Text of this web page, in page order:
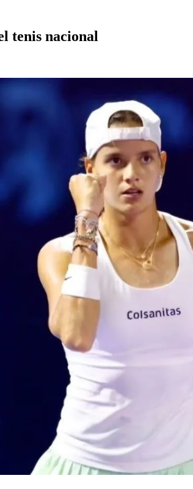
tenis nacional